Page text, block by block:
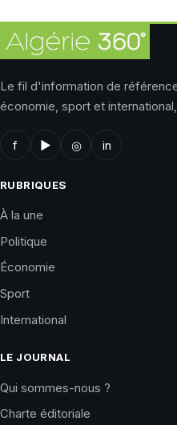
Le fil d'information de
économie, sport et
f ▶ ◎ in
RUBRIQUES
À la une
Politique
Économie
Sport
International
LE JOURNAL
Qui sommes-nous ?
Charte éditoriale